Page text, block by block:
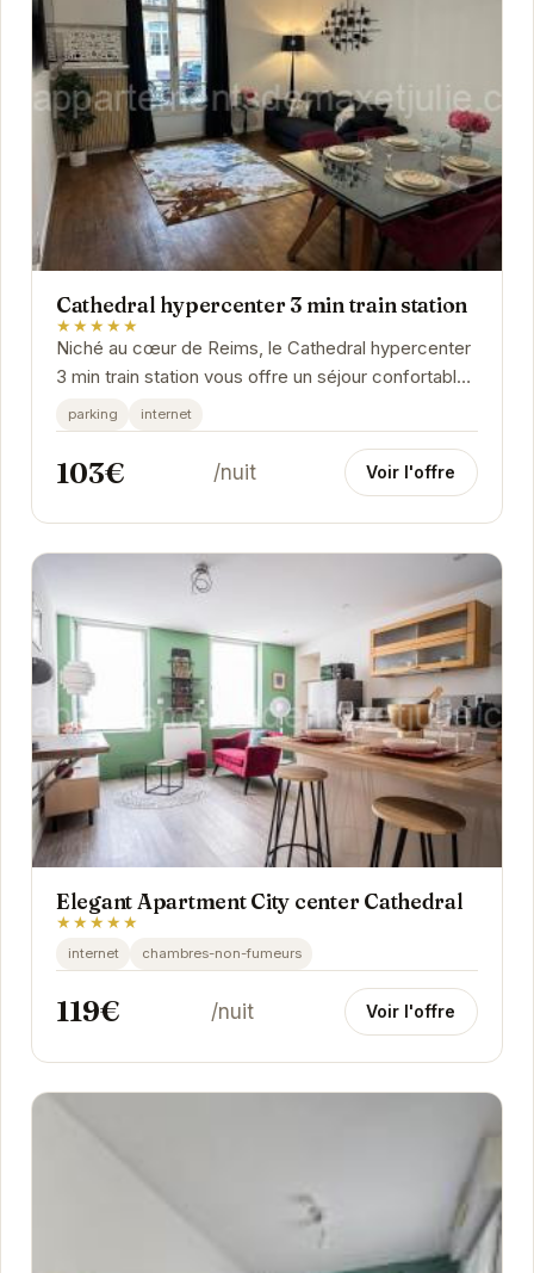
Cathedral hypercenter 3 min train station
★★★★★
Niché au cœur de Reims, le Cathedral hypercenter
3 min train station vous offre un séjour confortable
et pratique. À proximité des sites...
parking internet
103€ /nuit Voir l'offre
Elegant Apartment City center Cathedral
★★★★★
internet chambres-non-fumeurs
119€ /nuit Voir l'offre